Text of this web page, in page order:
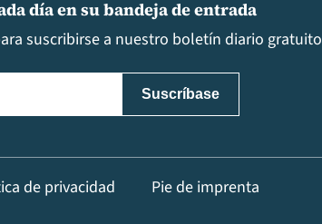
día en su bandeja de entrada
suscribirse a nuestro boletín diario gratuito
de privacidad Pie de imprenta